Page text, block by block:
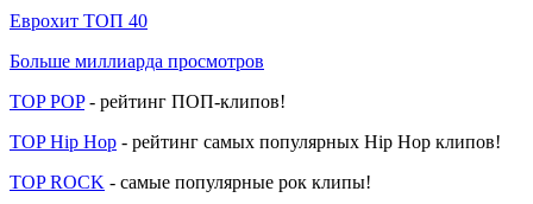
Еврохит ТОП 40
Больше миллиарда просмотров
TOP POP- рейтинг ПОП-клипов!
TOP Hip Hop - рейтинг самых популярных Hip Hop клипов!
TOP ROCK - самые популярные рок клипы!